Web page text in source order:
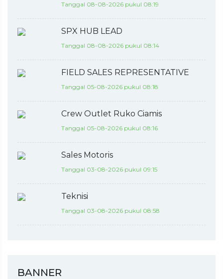
Tanggal 08-08-2026 pukul 08:19
SPX HUB LEAD
Tanggal 08-08-2026 pukul 08:14
FIELD SALES REPRESENTATIVE
Tanggal 05-08-2026 pukul 08:18
Crew Outlet Ruko Ciamis
Tanggal 05-08-2026 pukul 08:16
Sales Motoris
Tanggal 03-08-2026 pukul 09:15
Teknisi
Tanggal 03-08-2026 pukul 08:58
BANNER